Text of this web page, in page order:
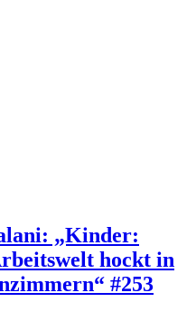
„Kinder:
hockt in
#253